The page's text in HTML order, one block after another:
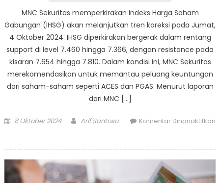
MNC Sekuritas memperkirakan Indeks Harga Saham
Gabungan (IHSG) akan melanjutkan tren koreksi pada Jumat,
4 Oktober 2024. IHSG diperkirakan bergerak dalam rentang
support di level 7.460 hingga 7.366, dengan resistance pada
kisaran 7.654 hingga 7.810. Dalam kondisi ini, MNC Sekuritas
merekomendasikan untuk memantau peluang keuntungan
dari saham-saham seperti ACES dan PGAS. Menurut laporan
dari MNC […]
Posted
8 Oktober 2024 Author
Arif Santoso
Komentar Dinonaktifkan
Saham